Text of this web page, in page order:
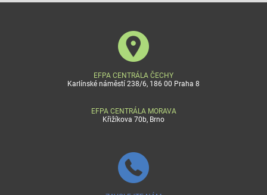
EFPA CENTRÁLA ČECHY
Karlínské náměstí 238/6, 186 00 Praha 8
EFPA CENTRÁLA MORAVA
Křižíkova 70b, Brno